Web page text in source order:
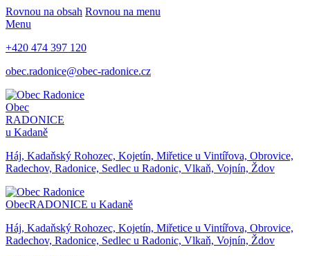
Rovnou na obsah Rovnou na menu
Menu
+420 474 397 120
obec.radonice@obec-radonice.cz
Obec
RADONICE
u Kadaně
Háj, Kadaňský Rohozec, Kojetín, Miřetice u Vintířova, Obrovice,
Radechov, Radonice, Sedlec u Radonic, Vlkaň, Vojnín, Ždov
ObecRADONICE u Kadaně
Háj, Kadaňský Rohozec, Kojetín, Miřetice u Vintířova, Obrovice,
Radechov, Radonice, Sedlec u Radonic, Vlkaň, Vojnín, Ždov